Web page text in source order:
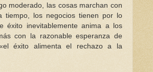
moderado, las cosas marchan con
tiempo, los negocios tienen por lo
inevitablemente anima a los
con la razonable esperanza de
éxito alimenta el rechazo a la